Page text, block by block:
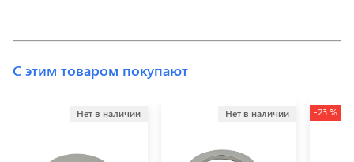
С этим товаром покупают
Нет в наличии Нет в наличии -23 %